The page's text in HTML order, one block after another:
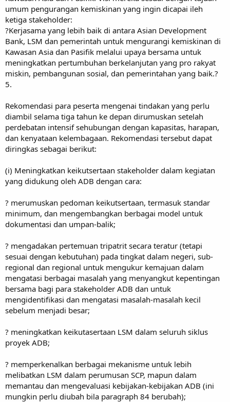
umum pengurangan kemiskinan yang ingin dicapai ileh
ketiga stakeholder:
?Kerjasama yang lebih baik di antara Asian Development
Bank, LSM dan pemerintah untuk mengurangi kemiskinan di
Kawasan Asia dan Pasifik melalui upaya bersama untuk
meningkatkan pertumbuhan berkelanjutan yang pro rakyat
miskin, pembangunan sosial, dan pemerintahan yang baik.?
5.
Rekomendasi para peserta mengenai tindakan yang perlu
diambil selama tiga tahun ke depan dirumuskan setelah
perdebatan intensif sehubungan dengan kapasitas, harapan,
dan kenyataan kelembagaan. Rekomendasi tersebut dapat
diringkas sebagai berikut:
(i) Meningkatkan keikutsertaan stakeholder dalam kegiatan
yang didukung oleh ADB dengan cara:
? merumuskan pedoman keikutsertaan, termasuk standar
minimum, dan mengembangkan berbagai model untuk
dokumentasi dan umpan-balik;
? mengadakan pertemuan tripatrit secara teratur (tetapi
sesuai dengan kebutuhan) pada tingkat dalam negeri, sub-
regional dan regional untuk mengukur kemajuan dalam
mengatasi berbagai masalah yang menyangkut kepentingan
bersama bagi para stakeholder ADB dan untuk
mengidentifikasi dan mengatasi masalah-masalah kecil
sebelum menjadi besar;
? meningkatkan keikutasertaan LSM dalam seluruh siklus
proyek ADB;
? memperkenalkan berbagai mekanisme untuk lebih
melibatkan LSM dalam perumusan SCP, mapun dalam
memantau dan mengevaluasi kebijakan-kebijakan ADB (ini
mungkin perlu diubah bila paragraph 84 berubah);